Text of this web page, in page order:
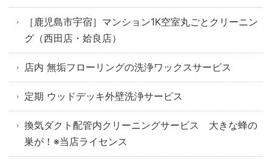
［鹿児島市宇宿］マンション1K空室丸ごとクリーニン
グ（西田店・姶良店）
店内 無垢フローリングの洗浄ワックスサービス
定期 ウッドデッキ外壁洗浄サービス
換気ダクト配管内クリーニングサービス 大きな蜂の
巣が！※当店ライセンス